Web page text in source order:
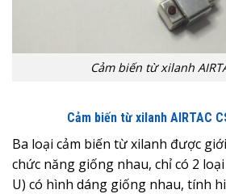
Cảm biến từ xilanh
Cảm biến từ xilanh AIRTAC
Ba loại cảm biến từ xilanh được
chức năng giống nhau, chỉ có 2 loại
U) có hình dáng giống nhau, tính